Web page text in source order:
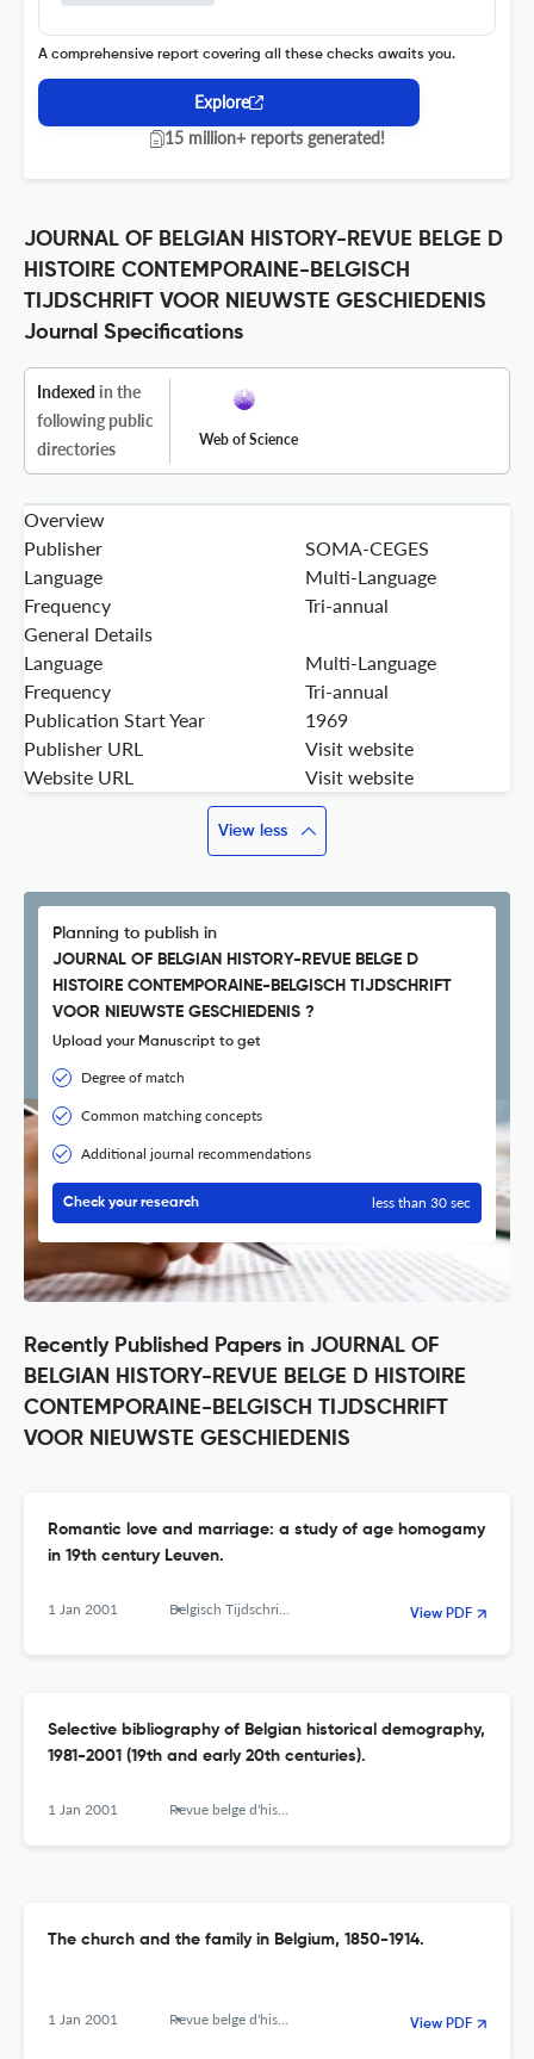
A comprehensive report covering all these checks awaits you.
Explore
15 million+ reports generated!
JOURNAL OF BELGIAN HISTORY-REVUE BELGE D
HISTOIRE CONTEMPORAINE-BELGISCH
TIJDSCHRIFT VOOR NIEUWSTE GESCHIEDENIS
Journal Specifications
Indexed in the
following public
directories
Web of Science
Overview
Publisher
SOMA-CEGES
Language
Multi-Language
Frequency
Tri-annual
General Details
Language
Multi-Language
Frequency
Tri-annual
Publication Start Year
1969
Publisher URL
Visit website
Website URL
Visit website
View less
Planning to publish in
JOURNAL OF BELGIAN HISTORY-REVUE BELGE D
HISTOIRE CONTEMPORAINE-BELGISCH TIJDSCHRIFT
VOOR NIEUWSTE GESCHIEDENIS ?
Upload your Manuscript to get
Degree of match
Common matching concepts
Additional journal recommendations
Check your research less than 30 sec
Recently Published Papers in JOURNAL OF
BELGIAN HISTORY-REVUE BELGE D HISTOIRE
CONTEMPORAINE-BELGISCH TIJDSCHRIFT
VOOR NIEUWSTE GESCHIEDENIS
Romantic love and marriage: a study of age homogamy
in 19th century Leuven.
1 Jan 2001 Belgisch Tijdschrift Voor Nieuwste Geschiedenis-revue Belge D Histoire Contemporaine View PDF
Selective bibliography of Belgian historical demography,
1981-2001 (19th and early 20th centuries).
1 Jan 2001 Revue belge d'histoire contemporaine. Belgisch tijdschrift voor nieuwste geschiedenis
The church and the family in Belgium, 1850-1914.
1 Jan 2001 Revue belge d'histoire contemporaine. Belgisch tijdschrift voor nieuwste geschiedenis View PDF